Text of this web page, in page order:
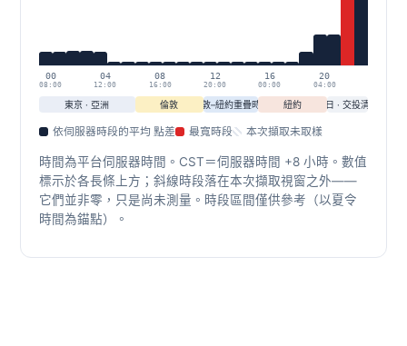
00
08:00
04
12:00
08
16:00
12
20:00
16
00:00
20
04:00
東京 · 亞洲 倫敦 倫敦–紐約重疊時段 紐約 換日 · 交投清淡
依伺服器時段的平均 點差 最寬時段 本次擷取未取樣
時間為平台伺服器時間。CST＝伺服器時間 +8 小時。數值
標示於各長條上方；斜線時段落在本次擷取視窗之外——
它們並非零，只是尚未測量。時段區間僅供參考（以夏令
時間為錨點）。